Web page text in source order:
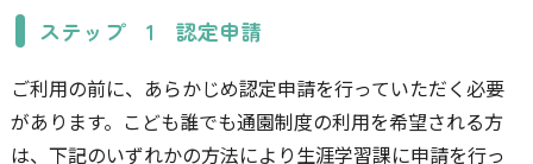
ステップ 1 認定申請
ご利用の前に、あらかじめ認定申請を行っていただく必要
があります。こども誰でも通園制度の利用を希望される方
は、下記のいずれかの方法により生涯学習課に申請を行っ